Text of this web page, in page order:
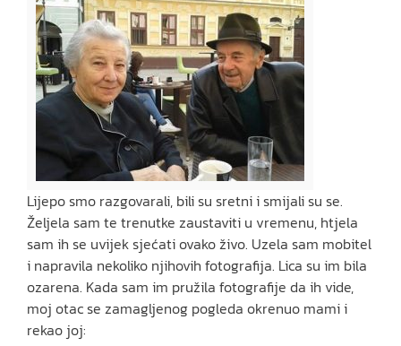
Lijepo smo razgovarali, bili su sretni i smijali su se.
Željela sam te trenutke zaustaviti u vremenu, htjela
sam ih se uvijek sjećati ovako živo. Uzela sam mobitel
i napravila nekoliko njihovih fotografija. Lica su im bila
ozarena. Kada sam im pružila fotografije da ih vide,
moj otac se zamagljenog pogleda okrenuo mami i
rekao joj: